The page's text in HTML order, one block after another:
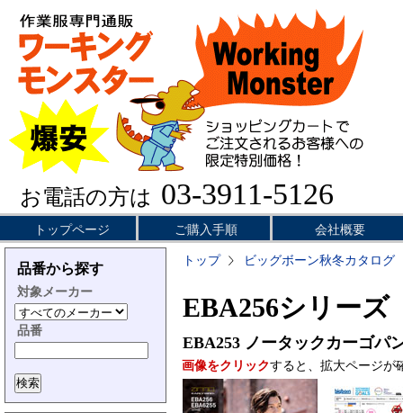
お電話の方は 03-3911-5126
トップページ ご購入手順 会社概要
品番から探す
対象メーカー
品番
トップ ビッグボーン秋冬カタログ
EBA256シリーズ
EBA253 ノータックカーゴパ
画像をクリックすると、拡大ページが